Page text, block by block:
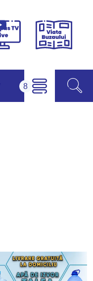
Campus
Viața